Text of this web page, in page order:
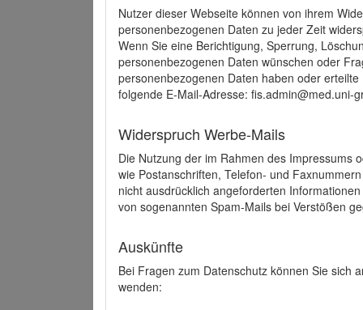
Nutzer dieser Webseite können von ihrem
personenbezogenen Daten zu jeder Zeit
Wenn Sie eine Berichtigung, Sperrung,
personenbezogenen Daten wünschen oder
personenbezogenen Daten haben oder
folgende E-Mail-Adresse: fis.admin@med.uni-
Widerspruch Werbe-Mails
Die Nutzung der im Rahmen des Impressums
wie Postanschriften, Telefon- und
nicht ausdrücklich angeforderten
von sogenannten Spam-Mails bei Verstößen
Auskünfte
Bei Fragen zum Datenschutz können Sie sich
wenden: